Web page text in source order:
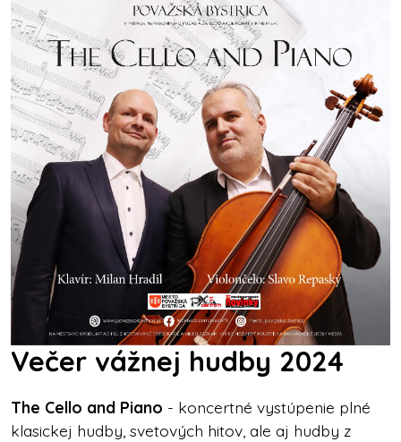
Večer vážnej hudby 2024
The Cello and Piano - koncertné vystúpenie plné
klasickej hudby, svetových hitov, ale aj hudby z